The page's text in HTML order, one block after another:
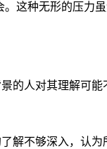
这种无形的压力
的人对其理解可能
不够深入，认为